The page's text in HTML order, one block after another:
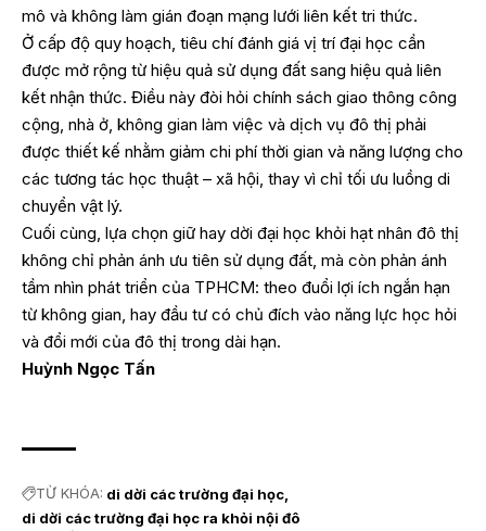
mô và không làm gián đoạn mạng lưới liên kết tri thức.
Ở cấp độ quy hoạch, tiêu chí đánh giá vị trí đại học cần
được mở rộng từ hiệu quả sử dụng đất sang hiệu quả liên
kết nhận thức. Điều này đòi hỏi chính sách giao thông công
cộng, nhà ở, không gian làm việc và dịch vụ đô thị phải
được thiết kế nhằm giảm chi phí thời gian và năng lượng cho
các tương tác học thuật – xã hội, thay vì chỉ tối ưu luồng di
chuyển vật lý.
Cuối cùng, lựa chọn giữ hay dời đại học khỏi hạt nhân đô thị
không chỉ phản ánh ưu tiên sử dụng đất, mà còn phản ánh
tầm nhìn phát triển của TPHCM: theo đuổi lợi ích ngắn hạn
từ không gian, hay đầu tư có chủ đích vào năng lực học hỏi
và đổi mới của đô thị trong dài hạn.
Huỳnh Ngọc Tấn
TỪ KHÓA: di dời các trường đại học
di dời các trường đại học ra khỏi nội đô